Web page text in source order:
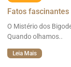
Fatos
O Mistério dos
Quando olhamos..
Leia Mais